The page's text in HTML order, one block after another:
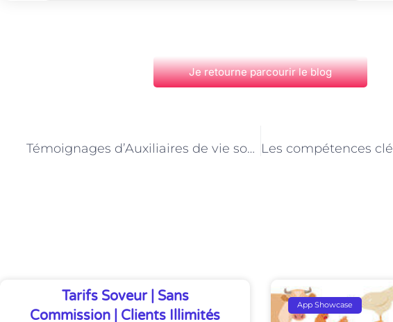
Je retourne parcourir le blog
Témoignages d’Auxiliaires de vie sociale à Paris : des vies transformées grâce à la solidarité
Tarifs Soveur | Sans
Commission | Clients Illimités
App Showcase